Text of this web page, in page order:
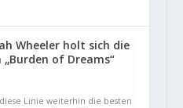
Wheeler holt sich die
„Burden of Dreams“
Linie weiterhin die besten